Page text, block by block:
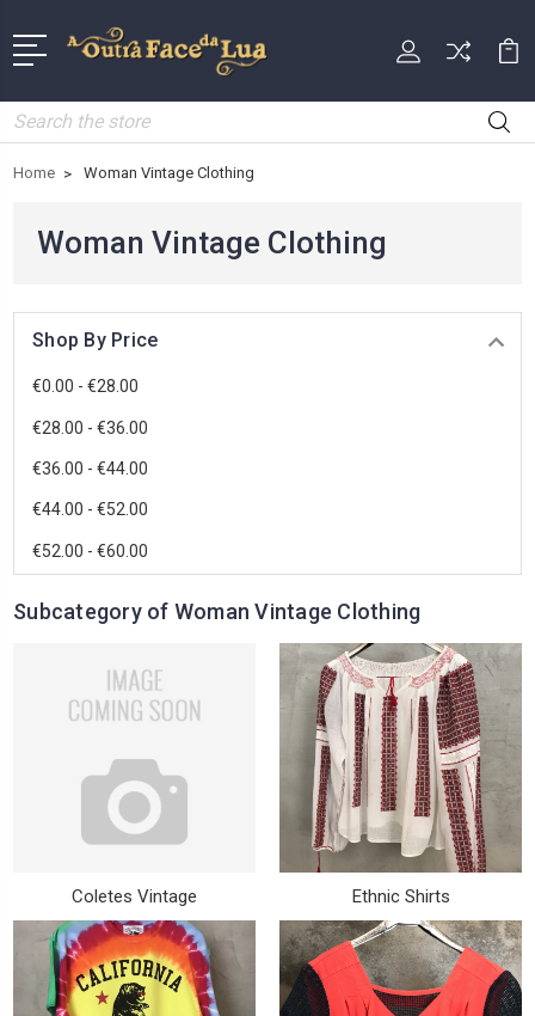
Search
Home Woman Vintage Clothing
Woman Vintage Clothing
Shop By Price
€0.00 - €28.00
€28.00 - €36.00
€36.00 - €44.00
€44.00 - €52.00
€52.00 - €60.00
Subcategory of Woman Vintage Clothing
Coletes Vintage Ethnic Shirts